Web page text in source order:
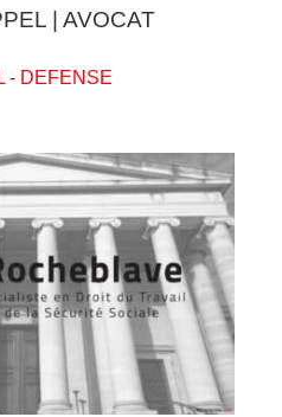
| AVOCAT
- DEFENSE